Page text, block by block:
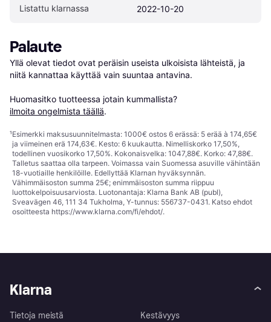
Listattu klarnassa 2022-10-20
Palaute
Yllä olevat tiedot ovat peräisin useista ulkoisista lähteistä, ja
niitä kannattaa käyttää vain suuntaa antavina.
Huomasitko tuotteessa jotain kummallista?
ilmoita ongelmista täällä.
¹Esimerkki maksusuunnitelmasta: 1000€ ostos 6 erässä: 5 erää à 174,65€
ja viimeinen erä 174,63€. Kesto: 6 kuukautta. Nimelliskorko 17,50%,
todellinen vuosikorko 17,50%. Kokonaisvelka: 1047,88€. Korko: 47,88€.
Talletus saattaa olla tarpeen. Voimassa vain Suomessa asuville vähintään
18-vuotiaille henkilöille. Edellyttää Klarnan hyväksynnän.
Vähimmäisoston summa 25€; enimmäisoston summa riippuu
luottokelpoisuusarviosta. Luotonantaja: Klarna Bank AB (publ),
Sveavägen 46, 111 34 Tukholma, Y-tunnus: 556737-0431. Katso ehdot
osoitteesta https://www.klarna.com/fi/ehdot/.
Klarna
Tietoja meistä
Kestävyys